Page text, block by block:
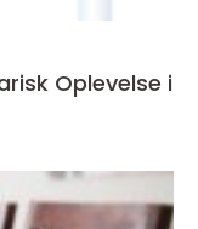
Oplevelse i